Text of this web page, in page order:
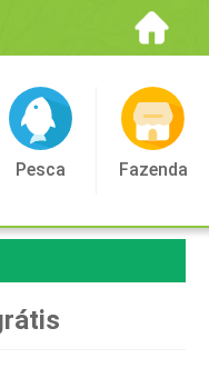
Pesca Fazenda